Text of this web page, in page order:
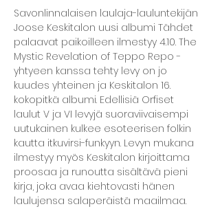
Savonlinnalaisen laulaja-lauluntekijän
Joose Keskitalon uusi albumi Tähdet
palaavat paikoilleen ilmestyy 4.10. The
Mystic Revelation of Teppo Repo -
yhtyeen kanssa tehty levy on jo
kuudes yhteinen ja Keskitalon 16.
kokopitkä albumi. Edellisiä Orfiset
laulut V ja VI levyjä suoraviivaisempi
uutukainen kulkee esoteerisen folkin
kautta itkuvirsi-funkyyn. Levyn mukana
ilmestyy myös Keskitalon kirjoittama
proosaa ja runoutta sisältävä pieni
kirja, joka avaa kiehtovasti hänen
laulujensa salaperäistä maailmaa.